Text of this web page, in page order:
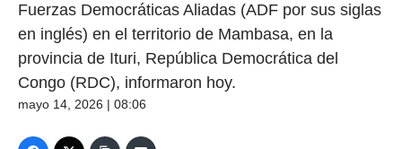
Fuerzas Democráticas Aliadas (ADF por sus siglas
en inglés) en el territorio de Mambasa, en la
provincia de Ituri, República Democrática del
Congo (RDC), informaron hoy.
mayo 14, 2026 | 08:06